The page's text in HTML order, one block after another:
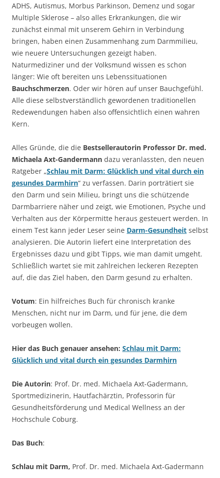
ADHS, Autismus, Morbus Parkinson, Demenz und sogar
Multiple Sklerose – also alles Erkrankungen, die wir
zunächst einmal mit unserem Gehirn in Verbindung
bringen, haben einen Zusammenhang zum Darmmilieu,
wie neuere Untersuchungen gezeigt haben.
Naturmediziner und der Volksmund wissen es schon
länger: Wie oft bereiten uns Lebenssituationen
Bauchschmerzen. Oder wir hören auf unser Bauchgefühl.
Alle diese selbstverständlich gewordenen traditionellen
Redewendungen haben also offensichtlich einen wahren
Kern.
Alles Gründe, die die Bestsellerautorin Professor Dr. med.
Michaela Axt-Gandermann dazu veranlassten, den neuen
Ratgeber „Schlau mit Darm: Glücklich und vital durch ein
gesundes Darmhirn“ zu verfassen. Darin porträtiert sie
den Darm und sein Milieu, bringt uns die schützende
Darmbarriere näher und zeigt, wie Emotionen, Psyche und
Verhalten aus der Körpermitte heraus gesteuert werden. In
einem Test kann jeder Leser seine Darm-Gesundheit selbst
analysieren. Die Autorin liefert eine Interpretation des
Ergebnisses dazu und gibt Tipps, wie man damit umgeht.
Schließlich wartet sie mit zahlreichen leckeren Rezepten
auf, die das Ziel haben, den Darm gesund zu erhalten.
Votum: Ein hilfreiches Buch für chronisch kranke
Menschen, nicht nur im Darm, und für jene, die dem
vorbeugen wollen.
Hier das Buch genauer ansehen: Schlau mit Darm:
Glücklich und vital durch ein gesundes Darmhirn
Die Autorin: Prof. Dr. med. Michaela Axt-Gadermann,
Sportmedizinerin, Hautfachärztin, Professorin für
Gesundheitsförderung und Medical Wellness an der
Hochschule Coburg.
Das Buch:
Schlau mit Darm, Prof. Dr. med. Michaela Axt-Gadermann